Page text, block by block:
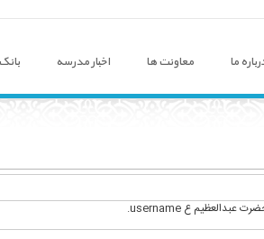
ما معاونت ها اخبار مدرسه